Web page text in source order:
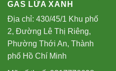
GAS LỬA XANH
Địa chỉ: 430/45/1 Khu phố
2, Đường Lê Thị Riêng,
Phường Thới An, Thành
phố Hồ Chí Minh